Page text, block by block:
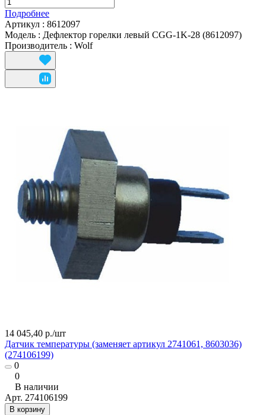
Подробнее
Артикул : 8612097
Модель : Дефлектор горелки левый CGG-1K-28 (8612097)
Производитель : Wolf
14 045,40 р./шт
Датчик температуры (заменяет артикул 2741061, 8603036)
(274106199)
0
0
В наличии
Арт. 274106199
В корзину